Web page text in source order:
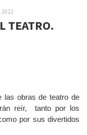
2022
TEATRO.
las obras de teatro de
reír, tanto por los
por sus divertidos